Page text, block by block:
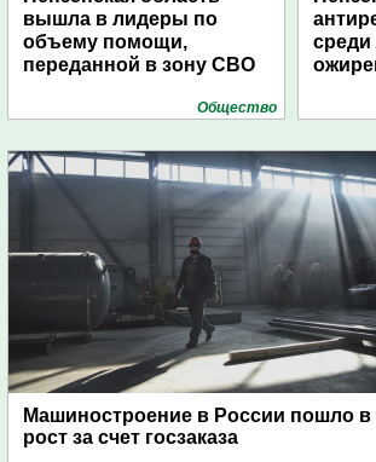
вышла в лидеры по
объему помощи,
переданной в зону СВО
Общество
среди
Машиностроение в России пошло в
рост за счет госзаказа